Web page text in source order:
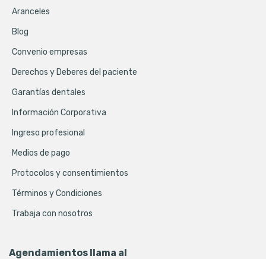
Aranceles
Blog
Convenio empresas
Derechos y Deberes del paciente
Garantías dentales
Información Corporativa
Ingreso profesional
Medios de pago
Protocolos y consentimientos
Términos y Condiciones
Trabaja con nosotros
Agendamientos llama al